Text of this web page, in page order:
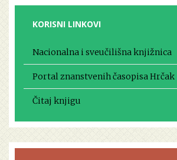
KORISNI LINKOVI
Nacionalna i sveučilišna knjižnica
Portal znanstvenih časopisa Hrčak
Čitaj knjigu